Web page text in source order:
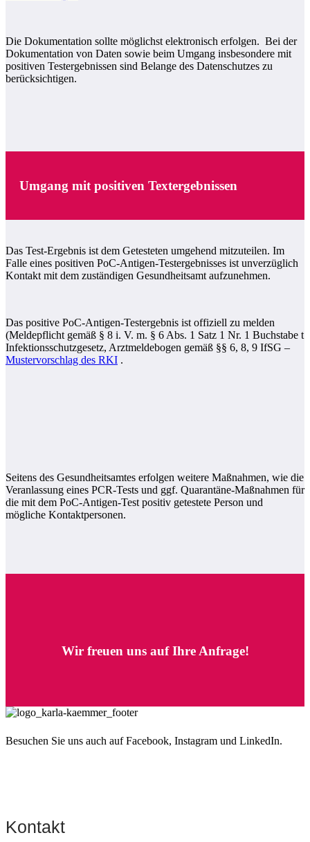
Die Dokumentation sollte möglichst elektronisch erfolgen. Bei der
Dokumentation von Daten sowie beim Umgang insbesondere mit
positiven Testergebnissen sind Belange des Datenschutzes zu
berücksichtigen.
Umgang mit positiven Textergebnissen
Das Test-Ergebnis ist dem Getesteten umgehend mitzuteilen. Im
Falle eines positiven PoC-Antigen-Testergebnisses ist unverzüglich
Kontakt mit dem zuständigen Gesundheitsamt aufzunehmen.
Das positive PoC-Antigen-Testergebnis ist offiziell zu melden
(Meldepflicht gemäß § 8 i. V. m. § 6 Abs. 1 Satz 1 Nr. 1 Buchstabe t
Infektionsschutzgesetz, Arztmeldebogen gemäß §§ 6, 8, 9 IfSG –
Mustervorschlag des RKI .
Seitens des Gesundheitsamtes erfolgen weitere Maßnahmen, wie die
Veranlassung eines PCR-Tests und ggf. Quarantäne-Maßnahmen für
die mit dem PoC-Antigen-Test positiv getestete Person und
mögliche Kontaktpersonen.
Wir freuen uns auf Ihre Anfrage!
Besuchen Sie uns auch auf Facebook, Instagram und LinkedIn.
Kontakt